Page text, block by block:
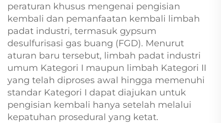
peraturan khusus mengenai pengisian
kembali dan pemanfaatan kembali limbah
padat industri, termasuk gypsum
desulfurisasi gas buang (FGD). Menurut
aturan baru tersebut, limbah padat industri
umum Kategori I maupun limbah Kategori II
yang telah diproses awal hingga memenuhi
standar Kategori I dapat diajukan untuk
pengisian kembali hanya setelah melalui
kepatuhan prosedural yang ketat.